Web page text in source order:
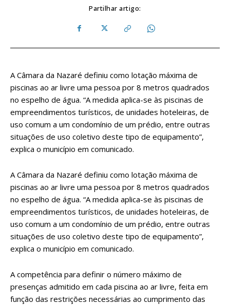
Partilhar artigo:
A Câmara da Nazaré definiu como lotação máxima de
piscinas ao ar livre uma pessoa por 8 metros quadrados
no espelho de água. “A medida aplica-se às piscinas de
empreendimentos turísticos, de unidades hoteleiras, de
uso comum a um condomínio de um prédio, entre outras
situações de uso coletivo deste tipo de equipamento”,
explica o município em comunicado.
A Câmara da Nazaré definiu como lotação máxima de
piscinas ao ar livre uma pessoa por 8 metros quadrados
no espelho de água. “A medida aplica-se às piscinas de
empreendimentos turísticos, de unidades hoteleiras, de
uso comum a um condomínio de um prédio, entre outras
situações de uso coletivo deste tipo de equipamento”,
explica o município em comunicado.
A competência para definir o número máximo de
presenças admitido em cada piscina ao ar livre, feita em
função das restrições necessárias ao cumprimento das